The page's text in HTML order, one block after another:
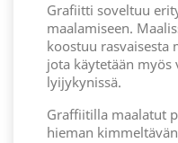
Grafiitti soveltuu
maalamiseen.
koostuu rasvaisesta
jota käytetään myös
lyijykynissä.
Graffiitilla maalatut
hieman